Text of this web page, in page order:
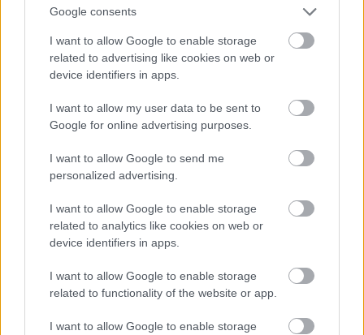
Google consents
I want to allow Google to enable storage
related to advertising like cookies on web or
device identifiers in apps.
I want to allow my user data to be sent to
Google for online advertising purposes.
I want to allow Google to send me
personalized advertising.
I want to allow Google to enable storage
related to analytics like cookies on web or
device identifiers in apps.
I want to allow Google to enable storage
related to functionality of the website or app.
I want to allow Google to enable storage